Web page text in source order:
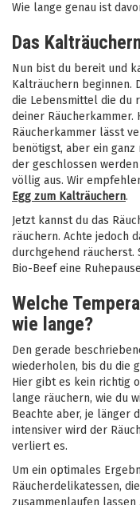
Wie lange genau ist
Das
Nun bist du bereit und
Kalträuchern beginnen.
die Lebensmittel die du
deiner Räucherkammer.
Räucherkammer lässt
benötigst, aber ein
der geschlossen
völlig aus. Wir
Egg zum Kalträuchern.
Jetzt kannst du das
räuchern. Achte jedoch
durchgehend räucherst.
Bio-Beef eine
Welche
wie lange?
Den gerade
wiederholen, bis du die
Hier gibt es kein richtig
lange räuchern, wie du
Beachte aber, je länger
intensiver wird der
verliert es.
Um ein optimales
Räucherdelikatessen,